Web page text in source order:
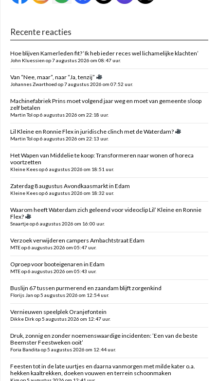
Recente reacties
Hoe blijven Kamerleden fit? ‘Ik heb ieder reces wel lichamelijke klachten’
John Kluessien op 7 augustus 2026 om 08:47 uur.
Van “Nee, maar”, naar “Ja, tenzij”
Johannes Zwarthoed op 7 augustus 2026 om 07:52 uur.
Machinefabriek Prins moet volgend jaar weg en moet van gemeente sloop
zelf betalen
Martin Tol op 6 augustus 2026 om 22:18 uur.
Lil Kleine en Ronnie Flex in juridische clinch met de Waterdam?
Martin Tol op 6 augustus 2026 om 22:13 uur.
Het Wapen van Middelie te koop: Transformeren naar wonen of horeca
voortzetten
Kleine Kees op 6 augustus 2026 om 18:51 uur.
Zaterdag 8 augustus Avondkaasmarkt in Edam
Kleine Kees op 6 augustus 2026 om 18:32 uur.
Waarom heeft Waterdam zich geleend voor videoclip Lil’ Kleine en Ronnie
Flex?
Snaartje op 6 augustus 2026 om 16:00 uur.
Verzoek verwijderen campers Ambachtstraat Edam
MTE op 6 augustus 2026 om 05:47 uur.
Oproep voor booteigenaren in Edam
MTE op 6 augustus 2026 om 05:43 uur.
Buslijn 67 tussen purmerend en zaandam blijft zorgenkind
Florijs Jan op 5 augustus 2026 om 12:54 uur.
Vernieuwen speelplek Oranjefontein
Dikke Dirk op 5 augustus 2026 om 12:47 uur.
Druk, zonnig en zonder noemenswaardige incidenten: ’Een van de beste
Beemster Feestweken ooit’
Foria Bandita op 5 augustus 2026 om 12:44 uur.
Feesten tot in de late uurtjes en daarna vanmorgen met milde kater o.a.
hekken kaaltrekken, doeken vouwen en terrein schoonmaken